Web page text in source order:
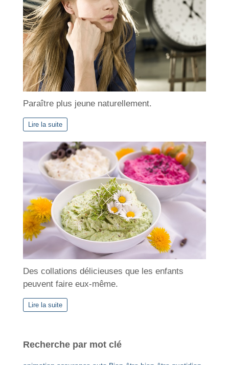
Paraître plus jeune naturellement.
Lire la suite
Des collations délicieuses que les enfants
peuvent faire eux-même.
Lire la suite
Recherche par mot clé